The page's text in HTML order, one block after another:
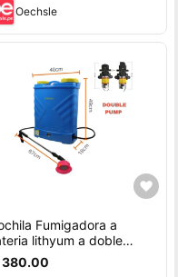
Oechsle
Fumigadora a
lithyum a doble
380.00